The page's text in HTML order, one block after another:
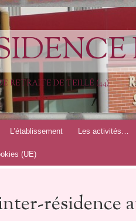
RETRAITE DE TEILLÉ (44)
L’établissement Les activités…
(UE)
résidence